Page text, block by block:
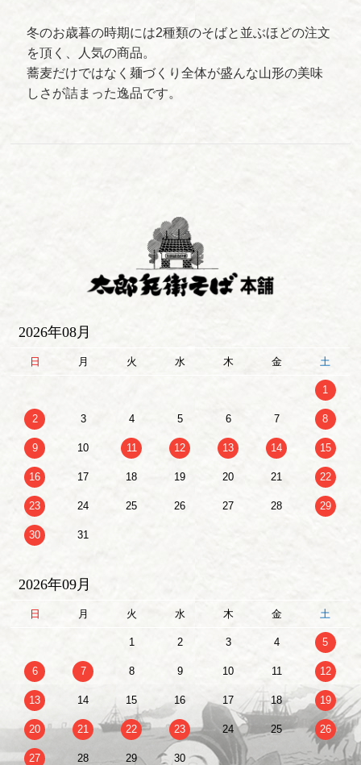
冬のお歳暮の時期には2種類のそばと並ぶほどの注文
を頂く、人気の商品。
蕎麦だけではなく麺づくり全体が盛んな山形の美味
しさが詰まった逸品です。
2026年08月
日 月 火 水 木 金 土
1
2 3 4 5 6 7 8
9 10 11 12 13 14 15
16 17 18 19 20 21 22
23 24 25 26 27 28 29
30 31
2026年09月
日 月 火 水 木 金 土
1 2 3 4 5
6 7 8 9 10 11 12
13 14 15 16 17 18 19
20 21 22 23 24 25 26
27 28 29 30